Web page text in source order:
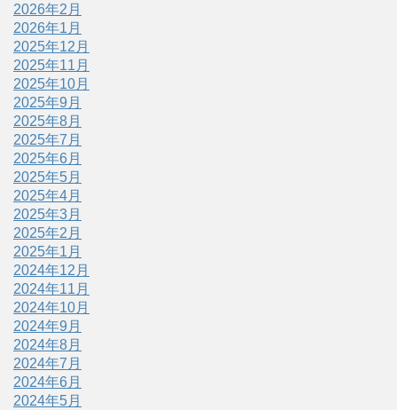
2026年2月
2026年1月
2025年12月
2025年11月
2025年10月
2025年9月
2025年8月
2025年7月
2025年6月
2025年5月
2025年4月
2025年3月
2025年2月
2025年1月
2024年12月
2024年11月
2024年10月
2024年9月
2024年8月
2024年7月
2024年6月
2024年5月